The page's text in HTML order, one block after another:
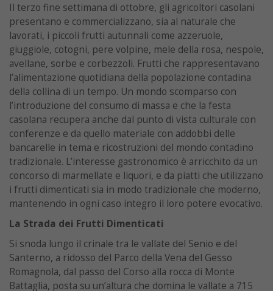
Il terzo fine settimana di ottobre, gli agricoltori casolani
presentano e commercializzano, sia al naturale che
lavorati, i piccoli frutti autunnali come azzeruole,
giuggiole, cotogni, pere volpine, mele della rosa, nespole,
avellane, sorbe e corbezzoli. Frutti che rappresentavano
l’alimentazione quotidiana della popolazione contadina
della collina di un tempo. Un mondo scomparso con
l’introduzione del consumo di massa e che la festa
casolana recupera anche dal punto di vista culturale con
conferenze e da quello materiale con addobbi delle
bancarelle in tema e ricostruzioni del mondo contadino
tradizionale. L’interesse gastronomico è arricchito da un
concorso di marmellate e liquori, e da piatti che utilizzano
i frutti dimenticati sia in modo tradizionale che moderno,
mantenendo in ogni caso integro il loro potere evocativo.
La Strada dei Frutti Dimenticati
Si snoda lungo il crinale tra le vallate del Senio e del
Santerno, a ridosso del Parco della Vena del Gesso
Romagnola, dal passo del Corso alla rocca di Monte
Battaglia, posta su un’altura che domina le vallate a 715